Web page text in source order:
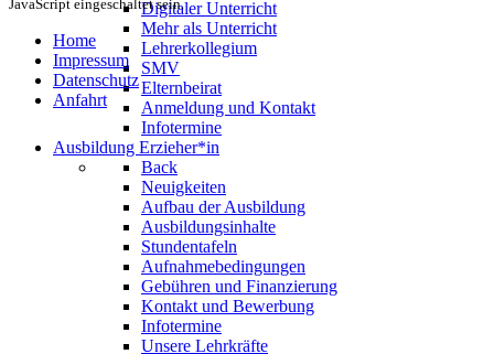
Digitaler Unterricht
Mehr als Unterricht
Lehrerkollegium
SMV
Elternbeirat
Anmeldung und Kontakt
Infotermine
Ausbildung Erzieher*in
Back
Neuigkeiten
Aufbau der Ausbildung
Ausbildungsinhalte
Stundentafeln
Aufnahmebedingungen
Gebühren und Finanzierung
Kontakt und Bewerbung
Infotermine
Unsere Lehrkräfte
JavaScript eingeschaltet sein.
Home
Impressum
Datenschutz
Anfahrt